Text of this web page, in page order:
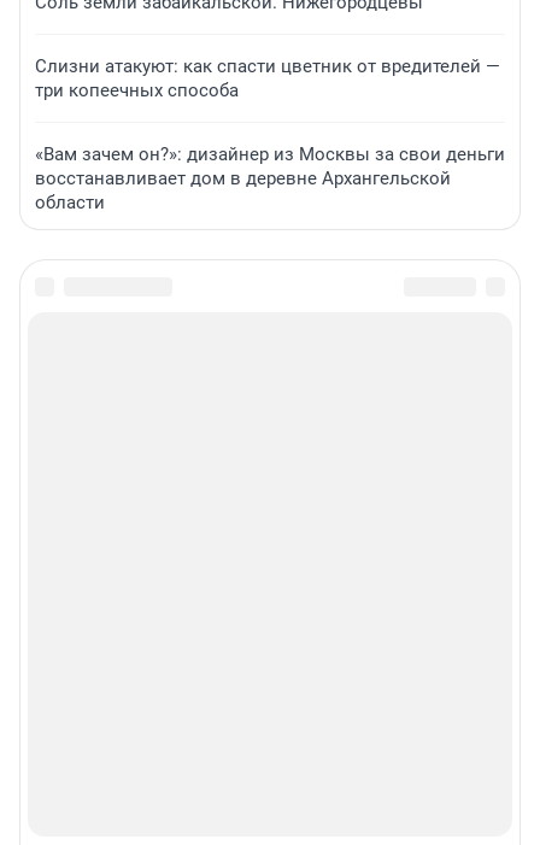
Слизни атакуют: как спасти цветник от вредителей —
три копеечных способа
«Вам зачем он?»: дизайнер из Москвы за свои деньги
восстанавливает дом в деревне Архангельской
области